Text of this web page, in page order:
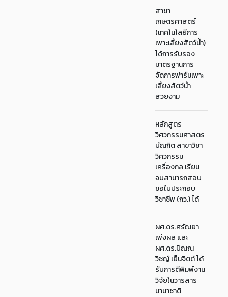
สาขา
เกษตรศาสตร์
(เทคโนโลยีการ
เพาะเลี้ยงสัตว์น้ำ)
ได้การรับรอง
มาตรฐานการ
จัดการฟาร์มเพาะ
เลี้ยงสัตว์น้ำ
สวยงาม
หลักสูตร
วิศวกรรมศาสตร
บัณฑิต สาขาวิชา
วิศวกรรม
เครื่องกล เรียน
จบสามารถสอบ
ขอใบประกอบ
วิชาชีพ (กว.) ได้
ผศ.ดร.ศรัณยา
เพ่งผล และ
ผศ.ดร.ปัณณ
วิชญ์ เย็นจิตต์ ได้
รับการตีพิมพ์งาน
วิจัยในวารสาร
นานาชาติ